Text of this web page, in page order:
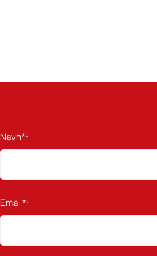
Navn*:
Email*: